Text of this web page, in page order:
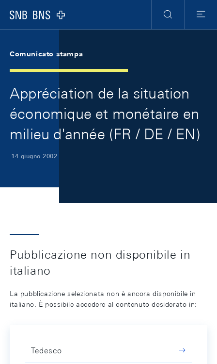
Logo
Ricerca
Menu
Comunicato stampa
Appréciation de la situation
économique et monétaire en
milieu d'année (FR / DE / EN)
14 giugno 2002
Pubblicazione non disponibile in
italiano
La pubblicazione selezionata non è ancora disponibile in
italiano. È possibile accedere al contenuto desiderato in:
Tedesco